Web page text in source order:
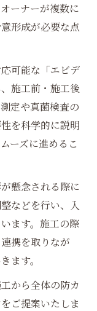
ーナーが複数に
形成が必要な点
可能な「エビデ
施工前・施工後
定や真菌検査の
を科学的に説明
ーズに進めるこ
懸念される際に
などを行い、入
ます。施工の際
携を取りなが
ます。
から全体の防カ
ご提案いたしま